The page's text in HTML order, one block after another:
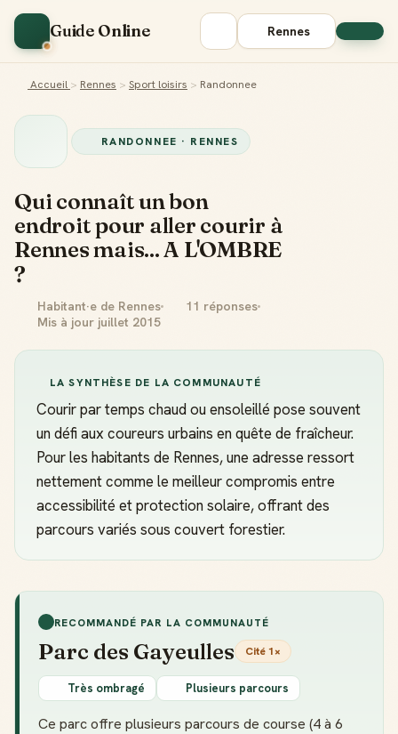
Guide Online Rennes
Accueil > Rennes > Sport loisirs > Randonnee
RANDONNEE · RENNES
Qui connaît un bon
endroit pour aller courir à
Rennes mais... A L'OMBRE
?
Habitant·e de Rennes
11 réponses
Mis à jour juillet 2015
LA SYNTHÈSE DE LA COMMUNAUTÉ
Courir par temps chaud ou ensoleillé pose souvent
un défi aux coureurs urbains en quête de fraîcheur.
Pour les habitants de Rennes, une adresse ressort
nettement comme le meilleur compromis entre
accessibilité et protection solaire, offrant des
parcours variés sous couvert forestier.
RECOMMANDÉ PAR LA COMMUNAUTÉ
Parc des Gayeulles Cité 1×
Très ombragé Plusieurs parcours
Ce parc offre plusieurs parcours de course (4 à 6